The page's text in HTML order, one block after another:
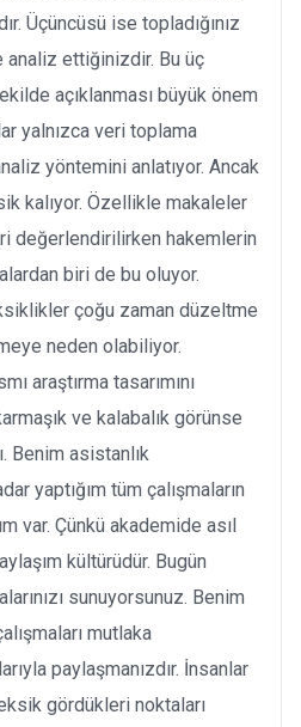
Üçüncüsü ise topladığınız
ettiğinizdir. Bu üç
açıklanması büyük önem
yalnızca veri toplama
yöntemini anlatıyor. Ancak
kalıyor. Özellikle makaleler
değerlendirilirken hakemlerin
biri de bu oluyor.
çoğu zaman düzeltme
neden olabiliyor.
araştırma tasarımını
ve kalabalık görünse
Benim asistanlık
yaptığım tüm çalışmaların
var. Çünkü akademide asıl
kültürüdür. Bugün
sunuyorsunuz. Benim
mutlaka
paylaşmanızdır. İnsanlar
gördükleri noktaları